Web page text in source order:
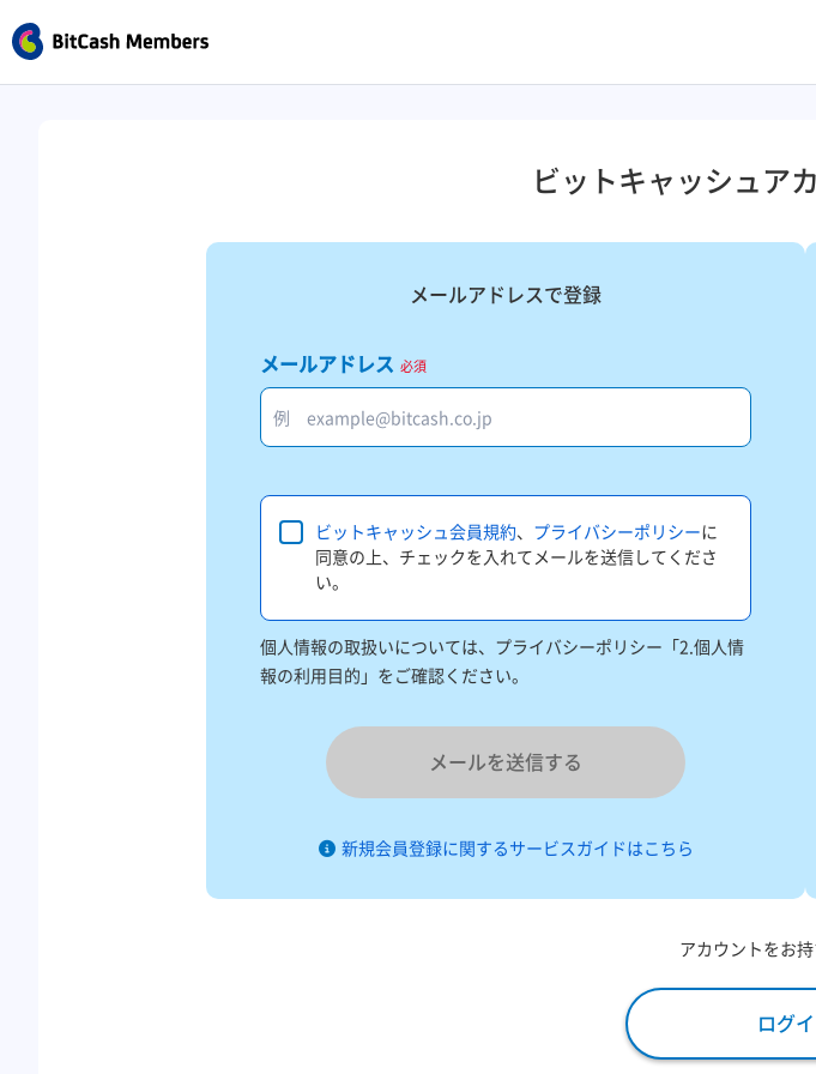
ビットキャッシュア
メールアドレスで登録
メールアドレス 必須
ビットキャッシュ会員規約、 プライバシーポリシーに
同意の上、チェックを入れてメールを送信してくださ
い。
個人情報の取扱いについては、プライバシーポリシー「2.個人情
報の利用目的」をご確認ください。
メールを送信する
新規会員登録に関するサービスガイドはこちら
アカウントをお
ログ